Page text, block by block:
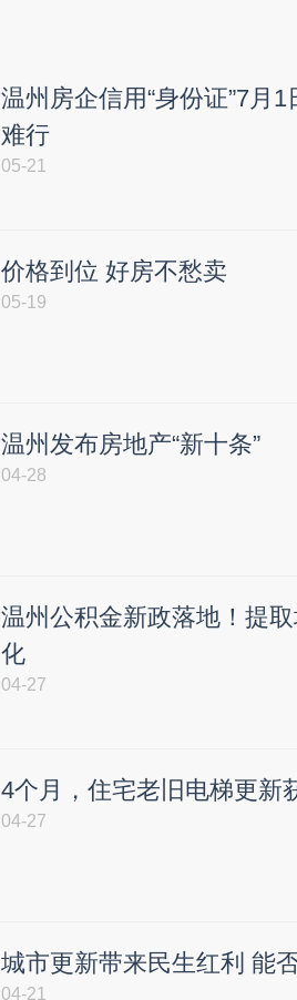
温州房企信用“身份证”7月
难行
05-21
价格到位 好房不愁卖
05-19
温州发布房地产“新十条”
04-28
温州公积金新政落地！提
化
04-27
4个月，住宅老旧电梯更新
04-27
城市更新带来民生红利 能
04-21